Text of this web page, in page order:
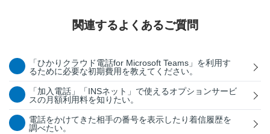
関連するよくあるご質問
「ひかりクラウド電話for Microsoft Teams」を利用す
るために必要な初期費用を教えてください。
「加入電話」「INSネット」で使えるオプションサービ
スの月額利用料を知りたい。
電話をかけてきた相手の番号を表示したり着信履歴を
調べたい。